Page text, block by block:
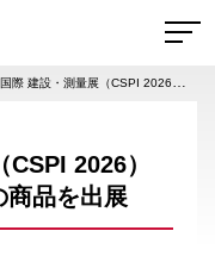
2026）アクティオが誇る最先端の商品を出展
2026）
商品を出展